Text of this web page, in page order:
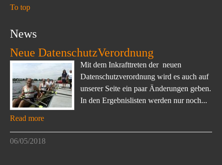
To top
News
Neue DatenschutzVerordnung
Mit dem Inkrafttreten der neuen
Datenschutzverordnung wird es auch auf
unserer Seite ein paar Änderungen geben.
In den Ergebnislisten werden nur noch...
Read more
06/05/2018